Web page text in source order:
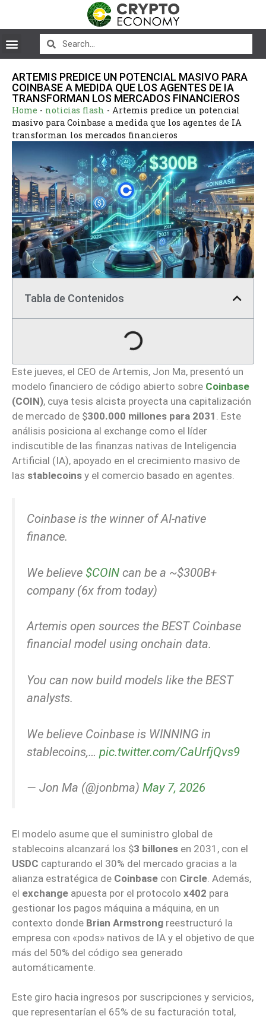
ARTEMIS PREDICE UN POTENCIAL MASIVO PARA
COINBASE A MEDIDA QUE LOS AGENTES DE IA
TRANSFORMAN LOS MERCADOS FINANCIEROS
Home - noticias flash - Artemis predice un potencial
masivo para Coinbase a medida que los agentes de IA
transforman los mercados financieros
Tabla de Contenidos
Este jueves, el CEO de Artemis, Jon Ma, presentó un
modelo financiero de código abierto sobre Coinbase
(COIN), cuya tesis alcista proyecta una capitalización
de mercado de $300.000 millones para 2031 . Este
análisis posiciona al exchange como el líder
indiscutible de las finanzas nativas de Inteligencia
Artificial (IA), apoyado en el crecimiento masivo de
las stablecoins y el comercio basado en agentes.
Coinbase is the winner of AI-native
finance.
We believe $COIN can be a ~$300B+
company (6x from today)
Artemis open sources the BEST Coinbase
financial model using onchain data.
You can now build models like the BEST
analysts.
We believe Coinbase is WINNING in
stablecoins,… pic.twitter.com/CaUrfjQvs9
— Jon Ma (@jonbma) May 7, 2026
El modelo asume que el suministro global de
stablecoins alcanzará los $3 billones en 2031, con el
USDC capturando el 30% del mercado gracias a la
alianza estratégica de Coinbase con Circle . Además,
el exchange apuesta por el protocolo x402 para
gestionar los pagos máquina a máquina, en un
contexto donde Brian Armstrong reestructuró la
empresa con «pods» nativos de IA y el objetivo de que
más del 50% del código sea generado
automáticamente.
Este giro hacia ingresos por suscripciones y servicios,
que representarían el 65% de su facturación total,